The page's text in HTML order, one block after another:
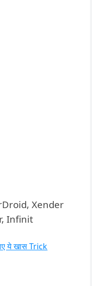
Xender
Infinit
ये खास Trick